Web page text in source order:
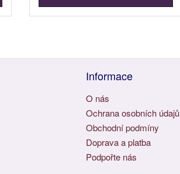
Informace
O nás
Ochrana osobních údajů
Obchodní podmíny
Doprava a platba
Podpořte nás